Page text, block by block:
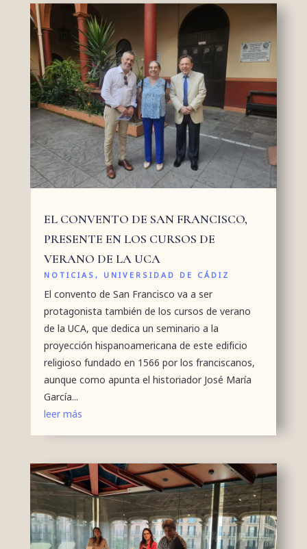
EL CONVENTO DE SAN FRANCISCO,
PRESENTE EN LOS CURSOS DE
VERANO DE LA UCA
NOTICIAS, UNIVERSIDAD DE CÁDIZ
El convento de San Francisco va a ser
protagonista también de los cursos de verano
de la UCA, que dedica un seminario a la
proyección hispanoamericana de este edificio
religioso fundado en 1566 por los franciscanos,
aunque como apunta el historiador José María
García...
leer más